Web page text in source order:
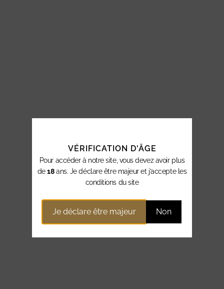
VÉRIFICATION D'ÂGE
Pour accéder à notre site, vous devez avoir plus
de18ans. Je déclare être majeur et j’accepte les
conditions du site
Je déclare être majeur Non